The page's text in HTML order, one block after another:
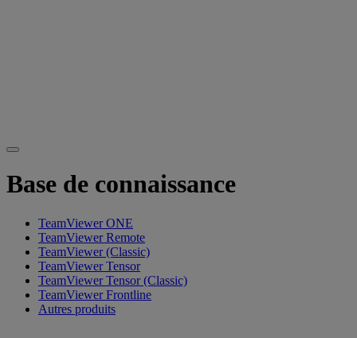
Base de connaissance
TeamViewer ONE
TeamViewer Remote
TeamViewer (Classic)
TeamViewer Tensor
TeamViewer Tensor (Classic)
TeamViewer Frontline
Autres produits